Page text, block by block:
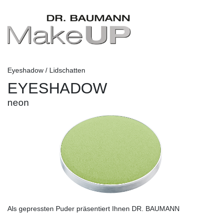
Eyeshadow / Lidschatten
EYESHADOW
neon
Als gepressten Puder präsentiert Ihnen DR. BAUMANN